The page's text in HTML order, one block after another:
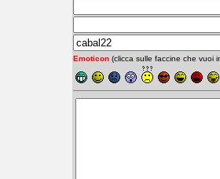
Emoticon (clicca sulle faccine che vuoi